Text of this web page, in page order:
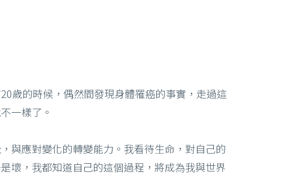
歲的時候，偶然間發現身體罹癌的事實，走過這
一樣了。
與應對變化的轉變能力。我看待生命，對自己的
壞，我都知道自己的這個過程，將成為我與世界